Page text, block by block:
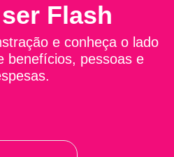
Flash
e conheça o lado
benefícios, pessoas e